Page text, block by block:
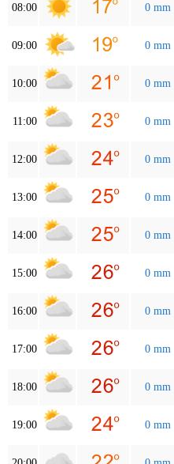
08:00 0 mm
09:00 0 mm
10:00 0 mm
11:00 0 mm
12:00 0 mm
13:00 0 mm
14:00 0 mm
15:00 0 mm
16:00 0 mm
17:00 0 mm
18:00 0 mm
19:00 0 mm